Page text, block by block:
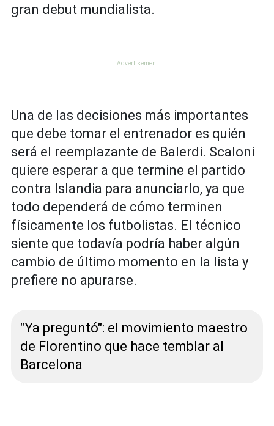
gran debut mundialista.
Una de las decisiones más importantes
que debe tomar el entrenador es quién
será el reemplazante de Balerdi. Scaloni
quiere esperar a que termine el partido
contra Islandia para anunciarlo, ya que
todo dependerá de cómo terminen
físicamente los futbolistas. El técnico
siente que todavía podría haber algún
cambio de último momento en la lista y
prefiere no apurarse.
"Ya preguntó": el movimiento maestro
de Florentino que hace temblar al
Barcelona